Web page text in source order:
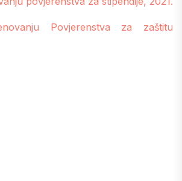
Povjerenstva za zaštitu